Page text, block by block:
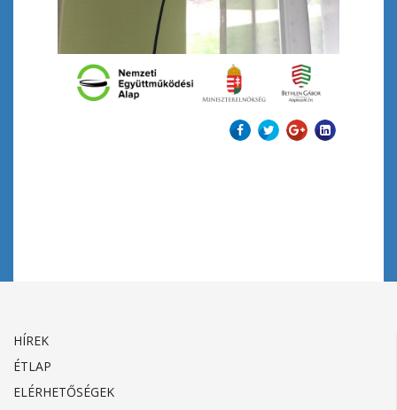
HÍREK
ÉTLAP
ELÉRHETŐSÉGEK